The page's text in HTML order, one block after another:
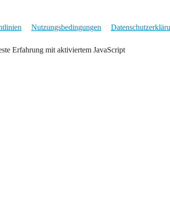
Nutzungsbedingungen
Erfahrung mit aktiviertem JavaScript